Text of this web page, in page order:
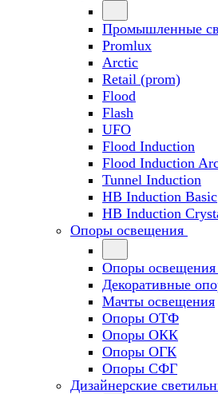
Промышленные
Promlux
Arctic
Retail (prom)
Flood
Flash
UFO
Flood Induction
Flood Induction
Tunnel Induction
HB Induction Basic
HB Induction
Опоры освещения
Опоры освещения
Декоративные
Мачты освещения
Опоры ОТФ
Опоры ОКК
Опоры ОГК
Опоры СФГ
Дизайнерские